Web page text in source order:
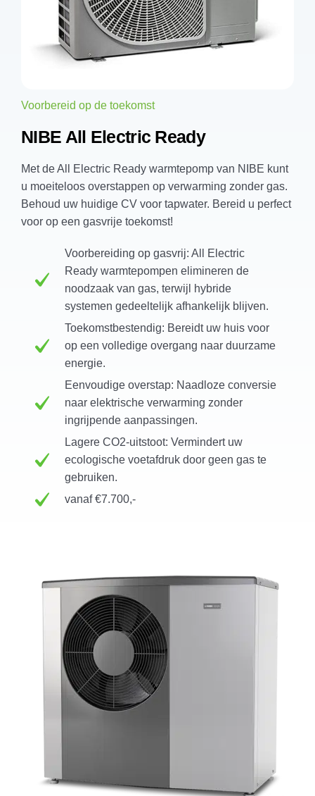
Voorbereid op de toekomst
NIBE All Electric Ready
Met de All Electric Ready warmtepomp van NIBE kunt
u moeiteloos overstappen op verwarming zonder gas.
Behoud uw huidige CV voor tapwater. Bereid u perfect
voor op een gasvrije toekomst!
Voorbereiding op gasvrij: All Electric
Ready warmtepompen elimineren de
noodzaak van gas, terwijl hybride
systemen gedeeltelijk afhankelijk blijven.
Toekomstbestendig: Bereidt uw huis voor
op een volledige overgang naar duurzame
energie.
Eenvoudige overstap: Naadloze conversie
naar elektrische verwarming zonder
ingrijpende aanpassingen.
Lagere CO2-uitstoot: Vermindert uw
ecologische voetafdruk door geen gas te
gebruiken.
vanaf €7.700,-